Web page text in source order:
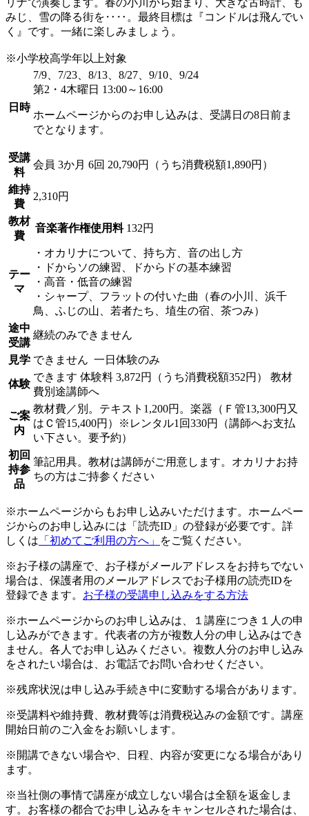
みじ、雪の降る街を‥‥。最終目標は『コンドルは飛んでい
く』です。一緒に楽しみましょう。
※小学校高学年以上対象
日時
7/9、7/23、8/13、8/27、9/10、9/24
第2・4木曜日 13:00～16:00
ホームページからのお申し込みは、受講日の8日前ま
でとなります。
受講
料
会員 3か月 6回 20,790円（うち消費税額1,890円）
維持
費
2,310円
教材
費
音楽著作権使用料 132円
テー
マ
・オカリナについて、持ち方、音の出し方
・ドからソの練習、ドからドの基本練習
・高音・低音の練習
・シャープ、フラットの付いた曲（春の小川、浜千
鳥、ふじの山、若者たち、埴生の宿、茶つみ）
途中
受講
継続のみできません
見学 できません 一日体験のみ
体験
できます 体験料 3,872円（うち消費税額352円） 教材
費別途講師へ
ご案
内
教材費／別。テキスト1,200円。楽器（Ｆ管13,300円又
はＣ管15,400円）※レンタル1回330円（講師へお支払
い下さい。要予約）
初回
持参
品
筆記用具。教材は講師がご用意します。オカリナお持
ちの方はご持参ください
※ホームページからもお申し込みいただけます。ホームペー
ジからのお申し込みには「読売ID」の登録が必要です。詳
しくは 「初めてご利用の方へ」 をご覧ください。
※お子様の講座で、お子様がメールアドレスをお持ちでない
場合は、保護者用のメールアドレスでお子様用の読売IDを
登録できます。 お子様の受講申し込みをする方法
※ホームページからのお申し込みは、１講座につき１人の申
し込みができます。代表者の方が複数人分の申し込みはでき
ません。各人でお申し込みください。複数人分のお申し込み
をされたい場合は、お電話でお問い合わせください。
※残席状況は申し込み手続き中に変動する場合があります。
※受講料や維持費、教材費等は消費税込みの金額です。講座
開始日前のご入金をお願いします。
※開講できない場合や、日程、内容が変更になる場合があり
ます。
※当社側の事情で講座が成立しない場合は全額を返金しま
す。お客様の都合でお申し込みをキャンセルされた場合は、